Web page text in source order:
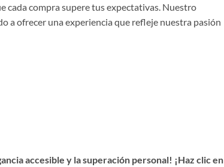
cada compra supere tus expectativas. Nuestro
a ofrecer una experiencia que refleje nuestra pasión
accesible y la superación personal! ¡Haz clic en